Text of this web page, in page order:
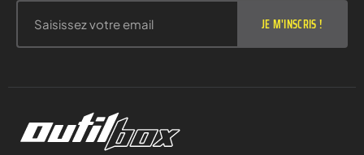
JE M'INSCRIS !